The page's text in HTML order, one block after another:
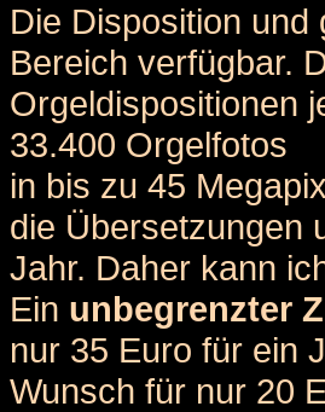
Die Disposition
Bereich verfügbar.
Orgeldispositionen
33.400 Orgelfotos
in bis zu 45
die Übersetzungen
Jahr. Daher kann
Ein unbegrenzter
nur 35 Euro für ein
Wunsch für nur 20